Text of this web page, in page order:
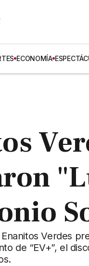
ECONOMÍA
Verdes
de “EV+”, el